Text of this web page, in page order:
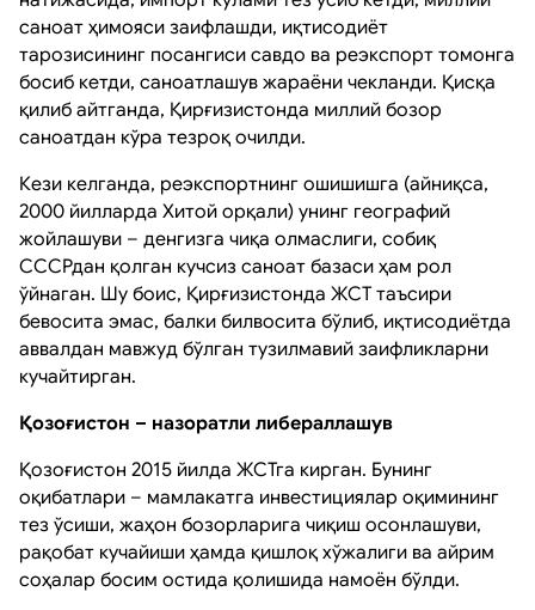
саноат ҳимояси заифлашди, иқтисодиёт
тарозисининг посангиси савдо ва реэкспорт томонга
босиб кетди, саноатлашув жараёни чекланди. Қисқа
қилиб айтганда, Қирғизистонда миллий бозор
саноатдан кўра тезроқ очилди.
Кези келганда, реэкспортнинг ошишишга (айниқса,
2000 йилларда Хитой орқали) унинг географий
жойлашуви – денгизга чиқа олмаслиги, собиқ
СССРдан қолган кучсиз саноат базаси ҳам рол
ўйнаган. Шу боис, Қирғизистонда ЖСТ таъсири
бевосита эмас, балки билвосита бўлиб, иқтисодиётда
аввалдан мавжуд бўлган тузилмавий заифликларни
кучайтирган.
Қозоғистон – назоратли либераллашув
Қозоғистон 2015 йилда ЖСТга кирган. Бунинг
оқибатлари – мамлакатга инвестициялар оқимининг
тез ўсиши, жаҳон бозорларига чиқиш осонлашуви,
рақобат кучайиши ҳамда қишлоқ хўжалиги ва айрим
соҳалар босим остида қолишида намоён бўлди.